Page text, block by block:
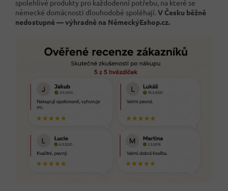
spolehlivé produkty pro každodenní potřebu, na které se
německé domácnosti dlouhodobě spoléhají.V Česku běžně
nedostupné — výhradně na NěmeckýEshop.cz.